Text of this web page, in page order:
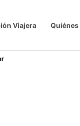
Viajera